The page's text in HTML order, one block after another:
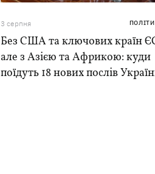
3 серпня
Без США та ключових країн
але з Азією та Африкою: куди
поїдуть 18 нових послів